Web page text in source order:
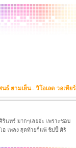
ธ์ ยามเย็น - วิโอเลต วอเทียร์
นทร์ มากๆเลยอ่ะ เพราะชอบ
เพลง สุดท้ายก็แพ้ ชิปปี้ ศิริ